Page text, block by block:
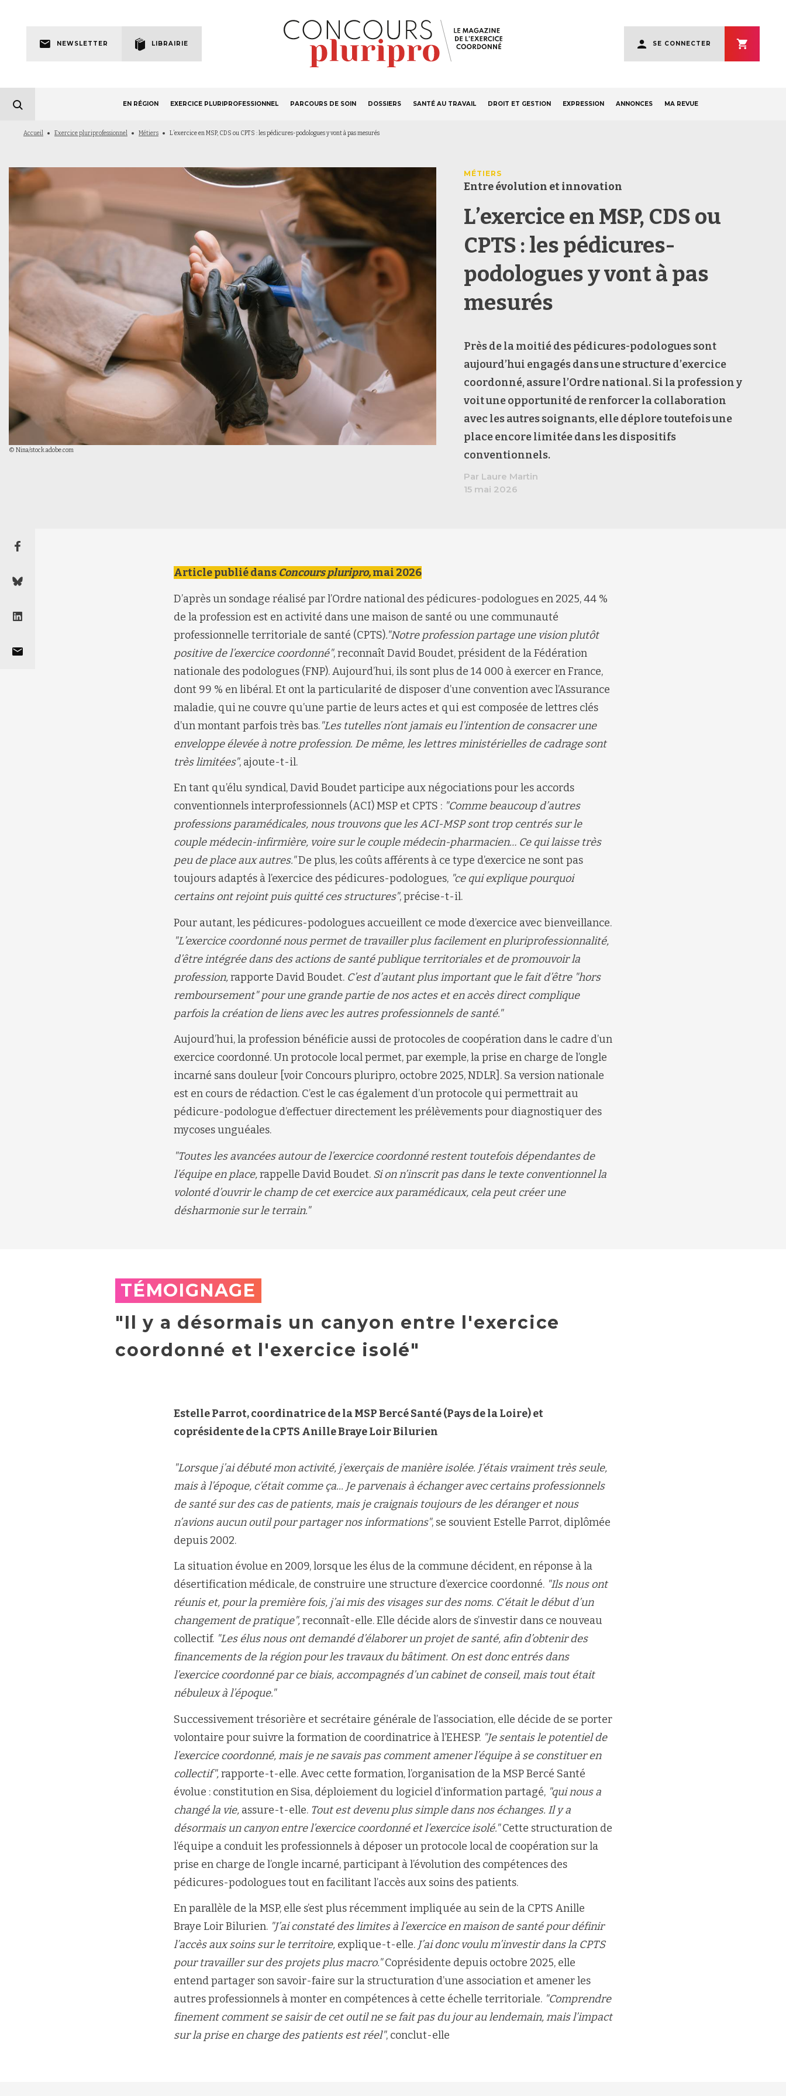
navigation
NEWSLETTER LIBRAIRIE
account
menu
SE CONNECTER
S'ABONNER
principale
EN RÉGION EXERCICE PLURIPROFESSIONNEL PARCOURS DE SOIN DOSSIERS SANTÉ AU TRAVAIL DROIT ET GESTION EXPRESSION ANNONCES MA REVUE
Fil
Accueil Exercice pluriprofessionnel Métiers L’exercice en MSP, CDS ou CPTS : les pédicures-podologues y vont à pas mesurés
© Nina/stock.adobe.com
MÉTIERS
Entre évolution et innovation
L’exercice en MSP, CDS ou
CPTS : les pédicures-
podologues y vont à pas
mesurés
Près de la moitié des pédicures-podologues sont
aujourd’hui engagés dans une structure d’exercice
coordonné, assure l’Ordre national. Si la profession y
voit une opportunité de renforcer la collaboration
avec les autres soignants, elle déplore toutefois une
place encore limitée dans les dispositifs
conventionnels.
Par Laure Martin
15 mai 2026
Article publié dans Concours pluripro,mai 2026
D’après un sondage réalisé par l’Ordre national des pédicures-podologues en 2025, 44 %
de la profession est en activité dans une maison de santé ou une communauté
professionnelle territoriale de santé (CPTS)."Notre profession partage une vision plutôt
positive de l’exercice coordonné", reconnaît David Boudet, président de la Fédération
nationale des podologues (FNP). Aujourd’hui, ils sont plus de 14 000 à exercer en France,
dont 99 % en libéral. Et ont la particularité de disposer d’une convention avec l’Assurance
maladie, qui ne couvre qu’une partie de leurs actes et qui est composée de lettres clés
d’un montant parfois très bas."Les tutelles n’ont jamais eu l’intention de consacrer une
enveloppe élevée à notre profession. De même, les lettres ministérielles de cadrage sont
très limitées", ajoute-t-il.
En tant qu’élu syndical, David Boudet participe aux négociations pour les accords
conventionnels interprofessionnels (ACI) MSP et CPTS : "Comme beaucoup d’autres
professions paramédicales, nous trouvons que les ACI-MSP sont trop centrés sur le
couple médecin-infirmière, voire sur le couple médecin-pharmacien… Ce qui laisse très
peu de place aux autres."De plus, les coûts afférents à ce type d’exercice ne sont pas
toujours adaptés à l’exercice des pédicures-podologues, "ce qui explique pourquoi
certains ont rejoint puis quitté ces structures", précise-t-il.
Pour autant, les pédicures-podologues accueillent ce mode d’exercice avec bienveillance.
"L’exercice coordonné nous permet de travailler plus facilement en pluriprofessionnalité,
d’être intégrée dans des actions de santé publique territoriales et de promouvoir la
profession,rapporte David Boudet. C’est d’autant plus important que le fait d’être "hors
remboursement" pour une grande partie de nos actes et en accès direct complique
parfois la création de liens avec les autres professionnels de santé."
Aujourd’hui, la profession bénéficie aussi de protocoles de coopération dans le cadre d’un
exercice coordonné. Un protocole local permet, par exemple, la prise en charge de l’ongle
incarné sans douleur [voir Concours pluripro, octobre 2025, NDLR]. Sa version nationale
est en cours de rédaction. C’est le cas également d’un protocole qui permettrait au
pédicure-podologue d’effectuer directement les prélèvements pour diagnostiquer des
mycoses unguéales.
"Toutes les avancées autour de l’exercice coordonné restent toutefois dépendantes de
l’équipe en place,rappelle David Boudet. Si on n’inscrit pas dans le texte conventionnel la
volonté d’ouvrir le champ de cet exercice aux paramédicaux, cela peut créer une
désharmonie sur le terrain."
TÉMOIGNAGE
"Il y a désormais un canyon entre l'exercice
coordonné et l'exercice isolé"
Estelle Parrot, coordinatrice de la MSP Bercé Santé (Pays de la Loire) et
coprésidente de la CPTS Anille Braye Loir Bilurien
"Lorsque j’ai débuté mon activité, j’exerçais de manière isolée. J’étais vraiment très seule,
mais à l’époque, c’était comme ça... Je parvenais à échanger avec certains professionnels
de santé sur des cas de patients, mais je craignais toujours de les déranger et nous
n’avions aucun outil pour partager nos informations", se souvient Estelle Parrot, diplômée
depuis 2002.
La situation évolue en 2009, lorsque les élus de la commune décident, en réponse à la
désertification médicale, de construire une structure d’exercice coordonné. "Ils nous ont
réunis et, pour la première fois, j’ai mis des visages sur des noms. C’était le début d’un
changement de pratique",reconnaît-elle. Elle décide alors de s’investir dans ce nouveau
collectif. "Les élus nous ont demandé d’élaborer un projet de santé, afin d’obtenir des
financements de la région pour les travaux du bâtiment. On est donc entrés dans
l’exercice coordonné par ce biais, accompagnés d’un cabinet de conseil, mais tout était
nébuleux à l’époque."
Successivement trésorière et secrétaire générale de l’association, elle décide de se porter
volontaire pour suivre la formation de coordinatrice à l’EHESP. "Je sentais le potentiel de
l’exercice coordonné, mais je ne savais pas comment amener l’équipe à se constituer en
collectif",rapporte-t-elle. Avec cette formation, l’organisation de la MSP Bercé Santé
évolue : constitution en Sisa, déploiement du logiciel d’information partagé, "qui nous a
changé la vie, assure-t-elle. Tout est devenu plus simple dans nos échanges. Il y a
désormais un canyon entre l’exercice coordonné et l’exercice isolé."Cette structuration de
l’équipe a conduit les professionnels à déposer un protocole local de coopération sur la
prise en charge de l’ongle incarné, participant à l’évolution des compétences des
pédicures-podologues tout en facilitant l’accès aux soins des patients.
En parallèle de la MSP, elle s’est plus récemment impliquée au sein de la CPTS Anille
Braye Loir Bilurien. "J’ai constaté des limites à l’exercice en maison de santé pour définir
l’accès aux soins sur le territoire, explique-t-elle. J’ai donc voulu m’investir dans la CPTS
pour travailler sur des projets plus macro."Coprésidente depuis octobre 2025, elle
entend partager son savoir-faire sur la structuration d’une association et amener les
autres professionnels à monter en compétences à cette échelle territoriale. "Comprendre
finement comment se saisir de cet outil ne se fait pas du jour au lendemain, mais l’impact
sur la prise en charge des patients est réel", conclut-elle